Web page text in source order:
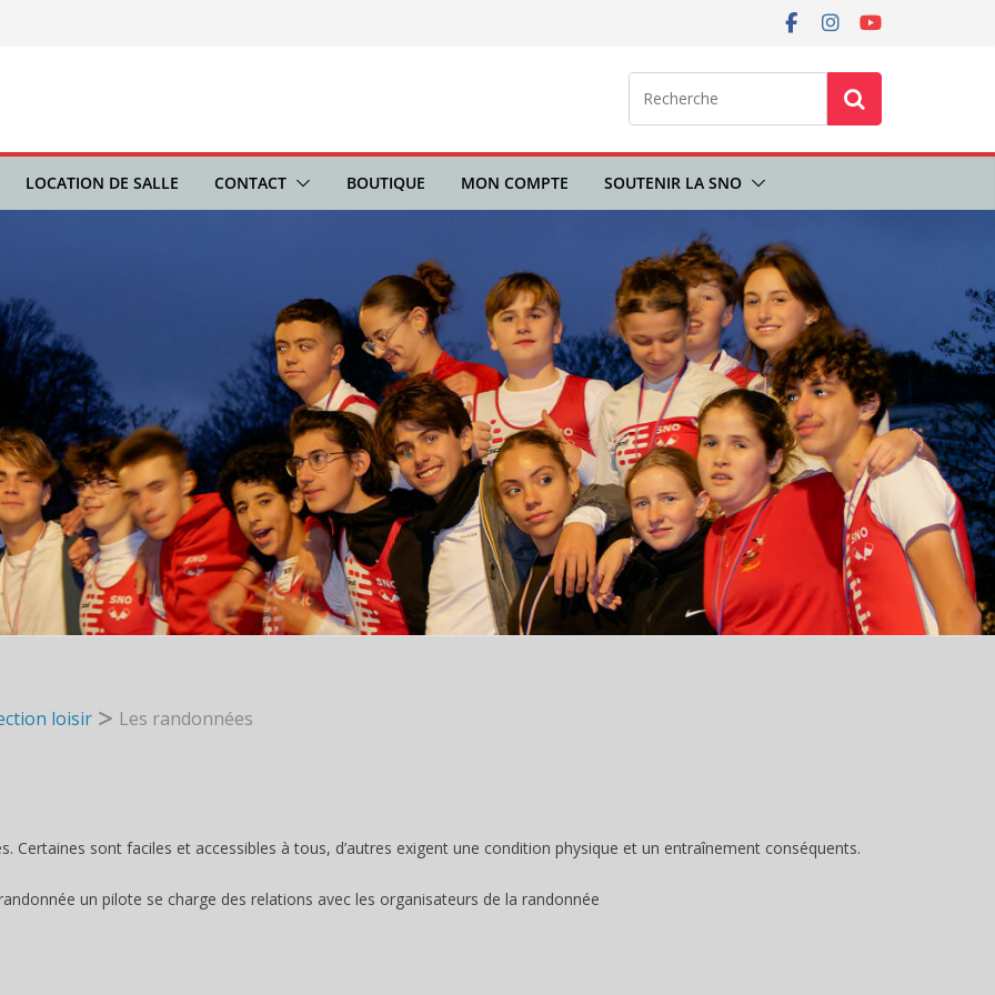
LOCATION DE SALLE CONTACT BOUTIQUE MON COMPTE SOUTENIR LA SNO
loisir Les randonnées
Certaines sont faciles et accessibles à tous, d’autres exigent une condition physique et un entraînement conséquents.
un pilote se charge des relations avec les organisateurs de la randonnée